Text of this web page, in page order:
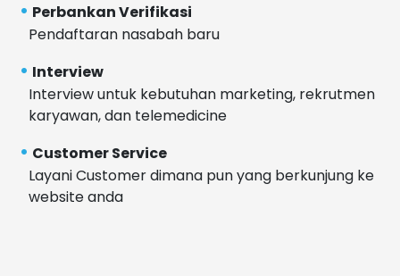
Perbankan Verifikasi
Pendaftaran nasabah baru
Interview
Interview untuk kebutuhan marketing, rekrutmen
karyawan, dan telemedicine
Customer Service
Layani Customer dimana pun yang berkunjung ke
website anda